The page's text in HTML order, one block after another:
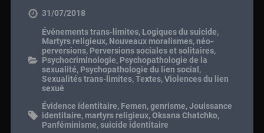
31/07/2018
Événements trans-limites, Logiques du suicide,
Martyrs religieux, Nouveaux moralismes, néo-
perversions, Perversions sociales et solitaires,
Psychocriminologie, Psychopathologie de la
sexualité, Psychopathologie du lien social ,
Sexualités trans-limites,Textes,Violences du lien
sexué
Évidence identitaire, Femen,genrisme,Jouissance
identitaire, martyrs religieux,Oksana Chatchko,
Panféminisme,suicide identitaire